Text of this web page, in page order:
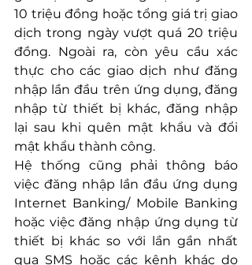
10 triệu đồng hoặc tổng giá trị giao
dịch trong ngày vượt quá 20 triệu
đồng. Ngoài ra, còn yêu cầu xác
thực cho các giao dịch như đăng
nhập lần đầu trên ứng dụng, đăng
nhập từ thiết bị khác, đăng nhập
lại sau khi quên mật khẩu và đổi
mật khẩu thành công.
Hệ thống cũng phải thông báo
việc đăng nhập lần đầu ứng dụng
Internet Banking/ Mobile Banking
hoặc việc đăng nhập ứng dụng từ
thiết bị khác so với lần gần nhất
qua SMS hoặc các kênh khác do